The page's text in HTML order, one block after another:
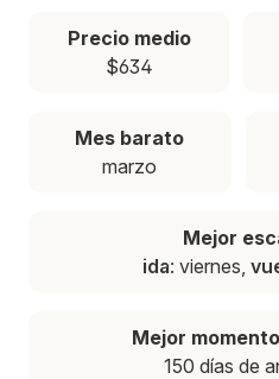
Precio medio
$634
Mes barato
marzo
Mejor
ida: viernes,
Mejor
150 días de